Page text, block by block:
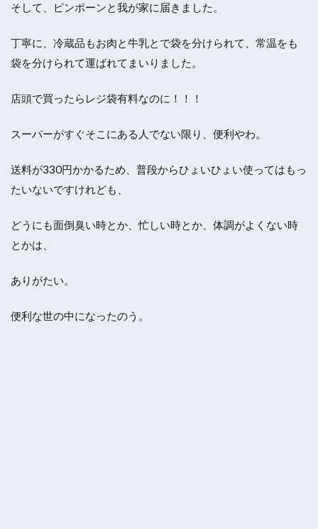
そして、ピンポーンと我が家に届きました。
丁寧に、冷蔵品もお肉と牛乳とで袋を分けられて、常温をも
袋を分けられて運ばれてまいりました。
店頭で買ったらレジ袋有料なのに！！！
スーパーがすぐそこにある人でない限り、便利やわ。
送料が330円かかるため、普段からひょいひょい使ってはもっ
たいないですけれども、
どうにも面倒臭い時とか、忙しい時とか、体調がよくない時
とかは、
ありがたい。
便利な世の中になったのう。